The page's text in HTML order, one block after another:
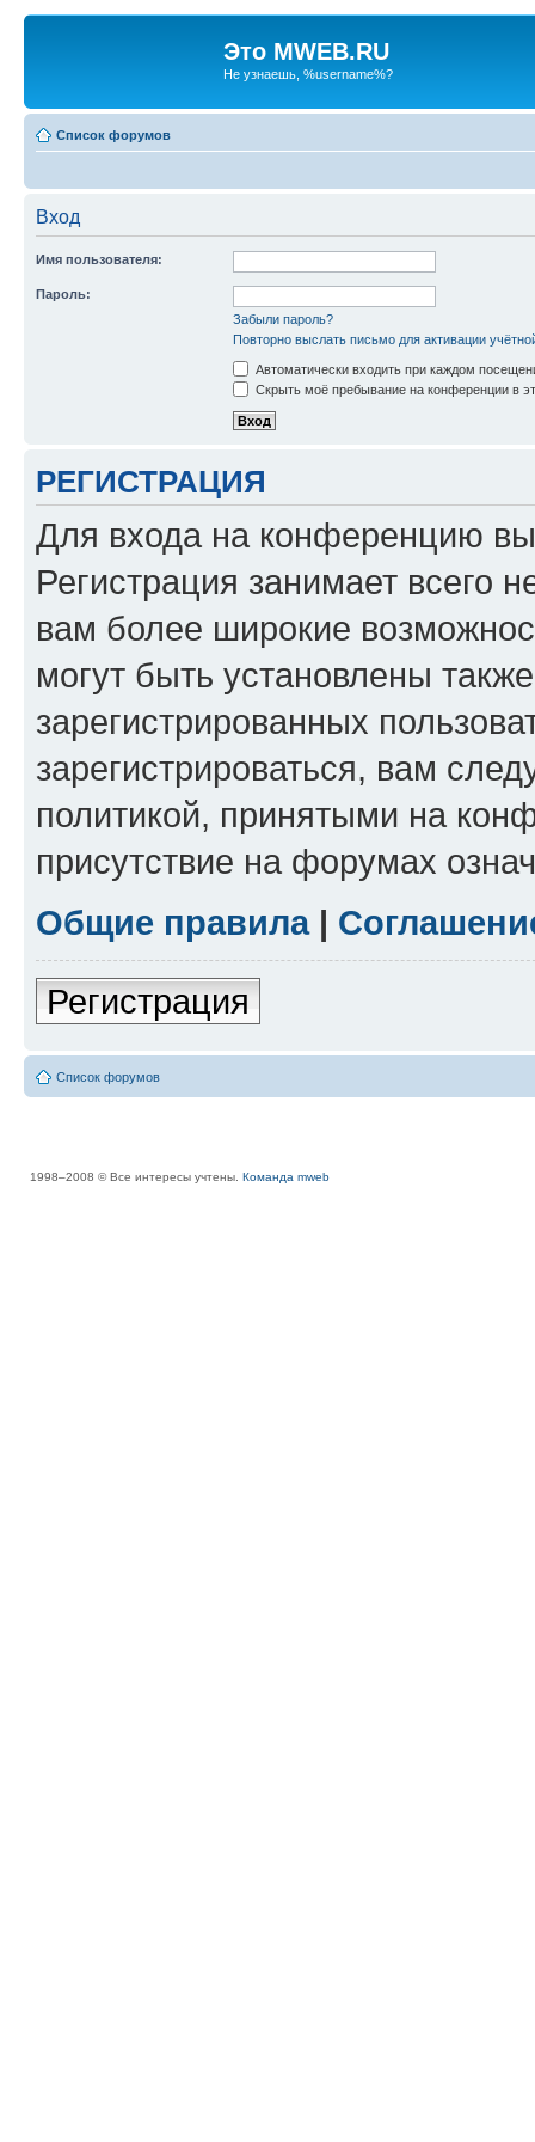
Это MWEB.RU
Не узнаешь, %username%?
Список форумов
Вход
Имя пользователя:
Пароль:
Забыли пароль?
Повторно выслать письмо для активации
Автоматически входить при каждом
Скрыть моё пребывание на конференции в
РЕГИСТРАЦИЯ
Для входа на конференцию
Регистрация занимает всего
вам более широкие
могут быть установлены
зарегистрированных
зарегистрироваться, вам
политикой, принятыми на
присутствие на форумах
Общие правила|
Регистрация
Список форумов
1998–2008 © Все интересы учтены. Команда mweb